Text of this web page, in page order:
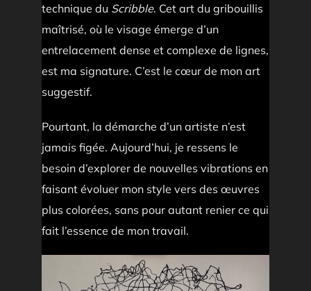
technique du Scribble. Cet art du gribouillis
maîtrisé, où le visage émerge d’un
entrelacement dense et complexe de lignes,
est ma signature. C’est le cœur de mon art
suggestif.
Pourtant, la démarche d’un artiste n’est
jamais figée. Aujourd’hui, je ressens le
besoin d’explorer de nouvelles vibrations en
faisant évoluer mon style vers des œuvres
plus colorées, sans pour autant renier ce qui
fait l’essence de mon travail.